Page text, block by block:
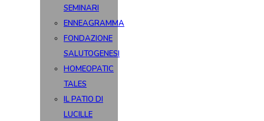
SEMINARI
ENNEAGRAMMA
FONDAZIONE
SALUTOGENESI
HOMEOPATIC
TALES
IL PATIO DI
LUCILLE